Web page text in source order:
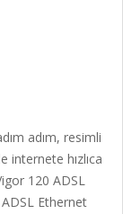
adım, resimli
internete hızlıca
120 ADSL
Ethernet